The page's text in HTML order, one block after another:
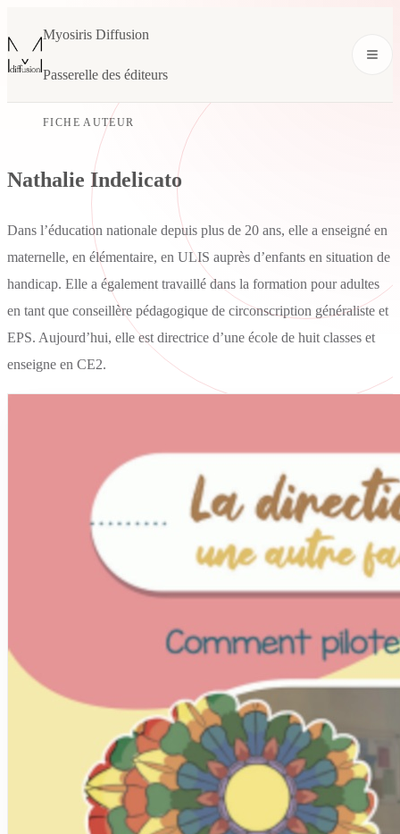
Myosiris Diffusion
Passerelle des éditeurs
FICHE AUTEUR
Nathalie Indelicato
Dans l’éducation nationale depuis plus de 20 ans, elle a enseigné en
maternelle, en élémentaire, en ULIS auprès d’enfants en situation de
handicap. Elle a également travaillé dans la formation pour adultes
en tant que conseillère pédagogique de circonscription généraliste et
EPS. Aujourd’hui, elle est directrice d’une école de huit classes et
enseigne en CE2.